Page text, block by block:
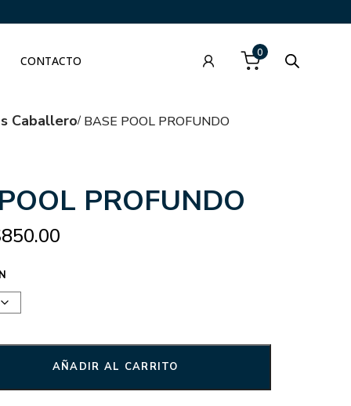
CONTACTO
0
Caballero BASE POOL PROFUNDO
PROFUNDO
850.00
AÑADIR AL CARRITO